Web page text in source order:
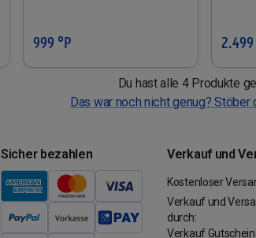
999 °P 2.499
Du hast alle 4 Produkte
Das war noch nicht genug? Stöber
Sicher bezahlen Verkauf und
Kostenloser
Verkauf und
durch:
Verkauf